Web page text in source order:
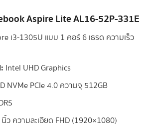
Aspire Lite AL16-52P-331E
i3-1305U แบบ 1 คอร์ 6 เธรด ความเร็ว
Intel UHD Graphics
NVMe PCIe 4.0 ความจุ 512GB
ว ความละเอียด FHD (1920×1080)